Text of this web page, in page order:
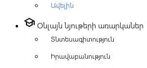
Ավելին
school Օնլայն նյութերի առարկաներ
Տնտեսագիտություն
Իրավաբանություն